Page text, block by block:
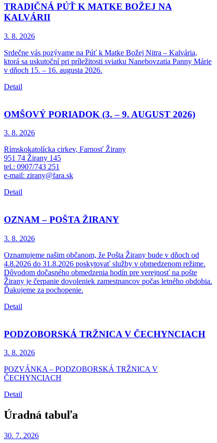
TRADIČNÁ PÚŤ K MATKE BOŽEJ NA
KALVÁRII
3. 8. 2026
Srdečne vás pozývame na Púť k Matke Božej Nitra – Kalvária,
ktorá sa uskutoční pri príležitosti sviatku Nanebovzatia Panny Márie
v dňoch 15. – 16. augusta 2026.
Detail
OMŠOVÝ PORIADOK (3. – 9. AUGUST 2026)
3. 8. 2026
Rímskokatolícka cirkev, Farnosť Žirany
951 74 Žirany 145
tel.: 0907/743 251
e-mail: zirany@fara.sk
Detail
OZNAM – POŠTA ŽIRANY
3. 8. 2026
Oznamujeme našim občanom, že Pošta Žirany bude v dňoch od
4.8.2026 do 31.8.2026 poskytovať služby v obmedzenom režime.
Dôvodom dočasného obmedzenia hodín pre verejnosť na pošte
Žirany je čerpanie dovoleniek zamestnancov počas letného obdobia.
Ďakujeme za pochopenie.
Detail
PODZOBORSKÁ TRŽNICA V ČECHYNCIACH
3. 8. 2026
POZVÁNKA – PODZOBORSKÁ TRŽNICA V
ČECHYNCIACH
Detail
Úradná tabuľa
30. 7. 2026